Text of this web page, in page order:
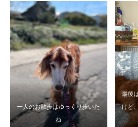
一人のお散歩はゆっくり歩いた
ね
最後
けど